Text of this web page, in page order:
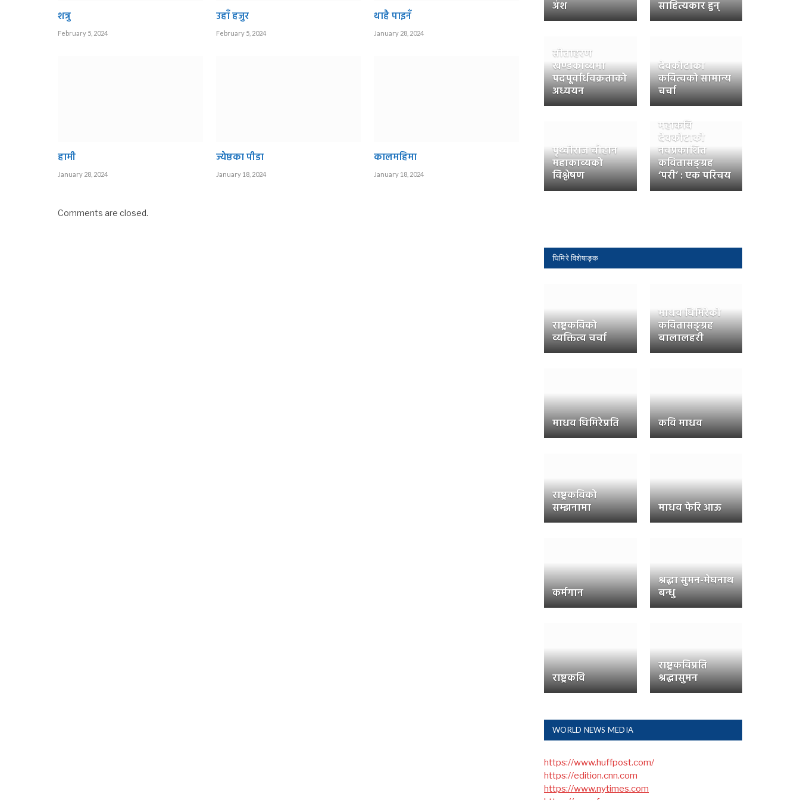
शत्रु
February 5, 2024
उहाँ हजुर
February 5, 2024
थाहै पाइनँ
January 28, 2024
हामी
January 28, 2024
ज्येष्ठका पीडा
January 18, 2024
कालमहिमा
January 18, 2024
Comments are closed.
अंश साहित्यकार हुन्
सीताहरण
खण्डकाव्यमा
पदपूर्वार्धवक्रताको
अध्ययन
देवकोटाका
कवित्वको सामान्य
चर्चा
पृथ्वीराज चौहान
महाकाव्यको
विश्लेषण
महाकवि
देवकोटाको
नवप्रकाशित
कवितासङ्ग्रह
‘परी’ : एक परिचय
घिमिरे विशेषाङ्क
राष्ट्रकविको
व्यक्तित्व चर्चा
माधव घिमिरेको
कवितासङ्ग्रह
बालालहरी
माधव घिमिरेप्रति कवि माधव
राष्ट्रकविको
सम्झनामा माधव फेरि आऊ
कर्मगान
श्रद्धा सुमन-मेघनाथ
बन्धु
राष्ट्रकवि
राष्ट्रकविप्रति
श्रद्धासुमन
WORLD NEWS MEDIA
https://www.huffpost.com/
https://edition.cnn.com
https://www.nytimes.com